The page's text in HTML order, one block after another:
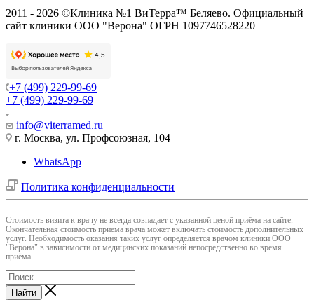
2011 - 2026 ©Клиника №1 ВиТерра™ Беляево. Официальный
сайт клиники ООО "Верона" ОГРН 1097746528220
+7 (499) 229-99-69
+7 (499) 229-99-69
info@viterramed.ru
г. Москва, ул. Профсоюзная, 104
WhatsApp
Политика конфиденциальности
Cтоимость визита к врачу не всегда совпадает с указанной ценой приёма на сайте.
Окончательная стоимость приема врача может включать стоимость дополнительных
услуг. Необходимость оказания таких услуг определяется врачом клиники ООО
"Верона" в зависимости от медицинских показаний непосредственно во время
приёма.
Найти